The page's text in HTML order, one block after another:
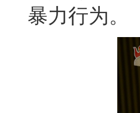
暴力行为。